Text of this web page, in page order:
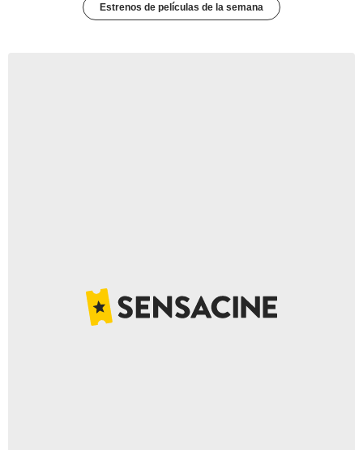
Estrenos de películas de la semana